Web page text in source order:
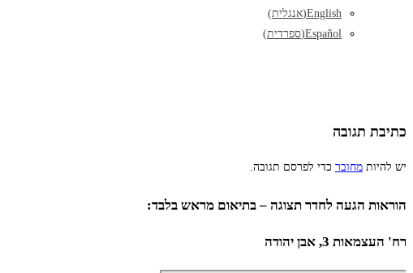
English
(אנגלית)
Español
(ספרדית)
כתיבת תגובה
יש להיות מחובר כדי לפרסם תגובה.
הוראות הגעה לחדר תצוגה – בתיאום מראש בלבד:
רח' העצמאות 3, אבן יהודה